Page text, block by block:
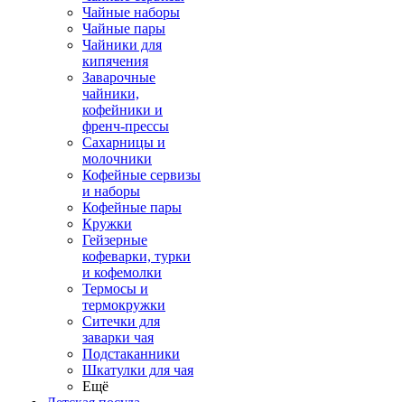
Чайные наборы
Чайные пары
Чайники для
кипячения
Заварочные
чайники,
кофейники и
френч-прессы
Сахарницы и
молочники
Кофейные сервизы
и наборы
Кофейные пары
Кружки
Гейзерные
кофеварки, турки
и кофемолки
Термосы и
термокружки
Ситечки для
заварки чая
Подстаканники
Шкатулки для чая
Ещё